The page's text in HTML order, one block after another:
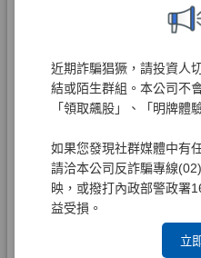
近期詐騙猖獗，請投資人
結或陌生群組。本公司不
「領取飆股」、「明牌體
如果您發現社群媒體中有
請洽本公司反詐騙專線
映，或撥打內政部警政署
益受損。
立